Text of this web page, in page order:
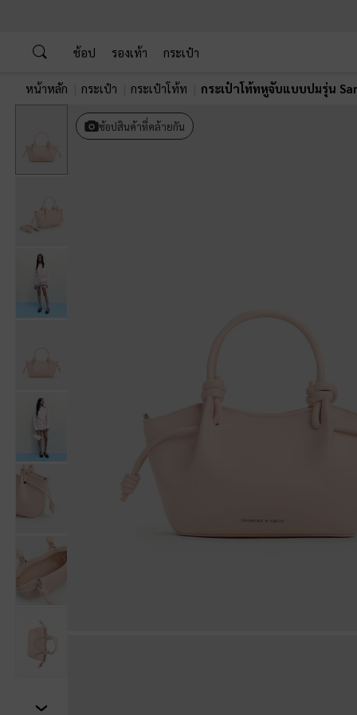
ช้อป รองเท้า กระเป๋า
หน้าหลัก กระเป๋า กระเป๋าโท้ท กระเป๋าโท้ทหูจับแบบปมรุ่น
Previous ช้อปสินค้าที่คล้ายกัน